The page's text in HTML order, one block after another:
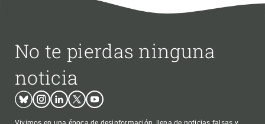
No te pierdas ninguna
noticia
BlueskyInstagram
LinkedinTwitterYoutube